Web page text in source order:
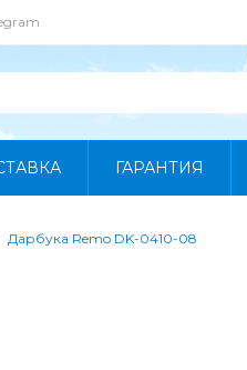
ГАРАНТИЯ
Дарбука Remo DK-0410-08